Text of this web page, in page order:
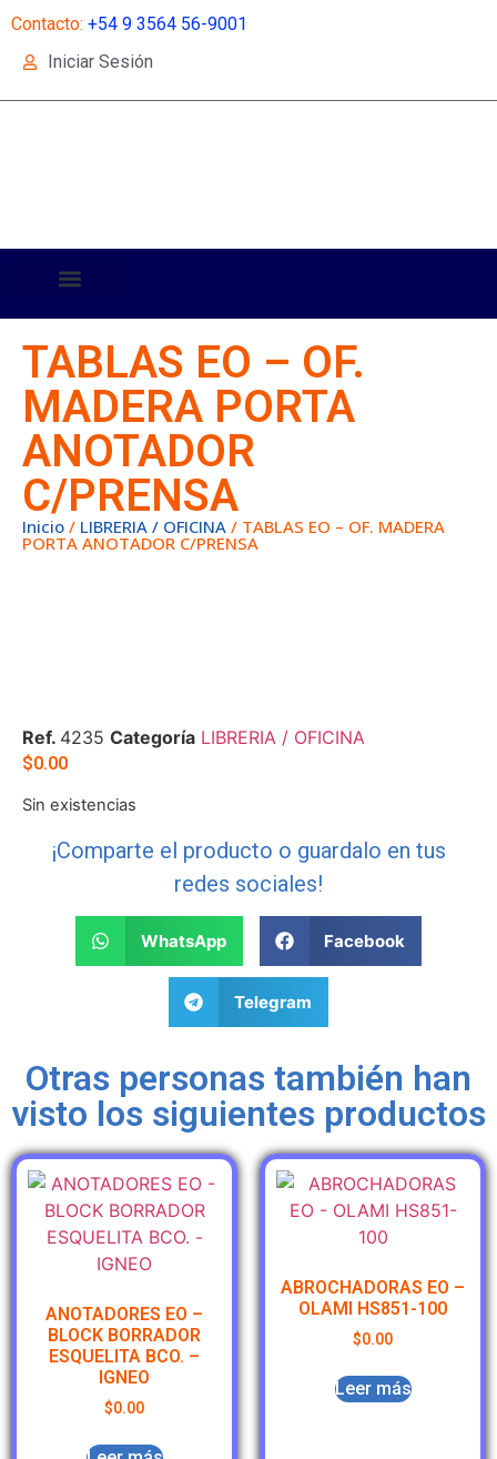
Contacto: +54 9 3564 56-9001
Iniciar Sesión
TABLAS EO – OF.
MADERA PORTA
ANOTADOR
C/PRENSA
Inicio / LIBRERIA / OFICINA / TABLAS EO – OF. MADERA
PORTA ANOTADOR C/PRENSA
Ref. 4235 Categoría LIBRERIA / OFICINA
$0.00
Sin existencias
¡Comparte el producto o guardalo en tus
redes sociales!
WhatsApp Facebook
Telegram
Otras personas también han
visto los siguientes productos
ANOTADORES EO –
BLOCK BORRADOR
ESQUELITA BCO. –
IGNEO
$0.00
ABROCHADORAS EO –
OLAMI HS851-100
$0.00
Leer más